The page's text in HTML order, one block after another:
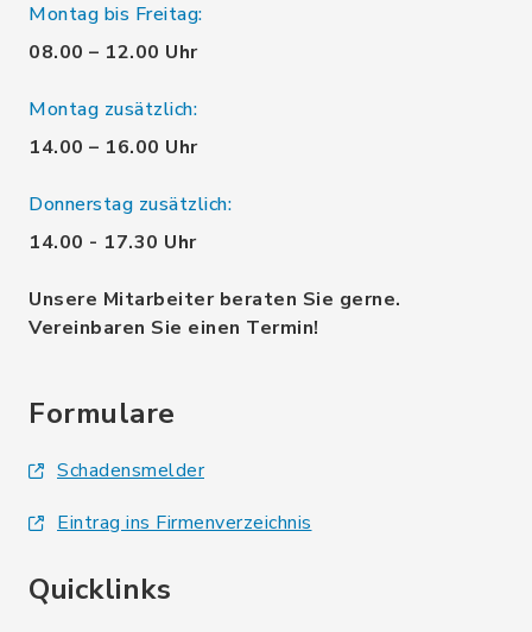
Montag bis Freitag:
08.00 – 12.00 Uhr
Montag zusätzlich:
14.00 – 16.00 Uhr
Donnerstag zusätzlich:
14.00 - 17.30 Uhr
Unsere Mitarbeiter beraten Sie gerne.
Vereinbaren Sie einen Termin!
Formulare
Schadensmelder
Eintrag ins Firmenverzeichnis
Quicklinks